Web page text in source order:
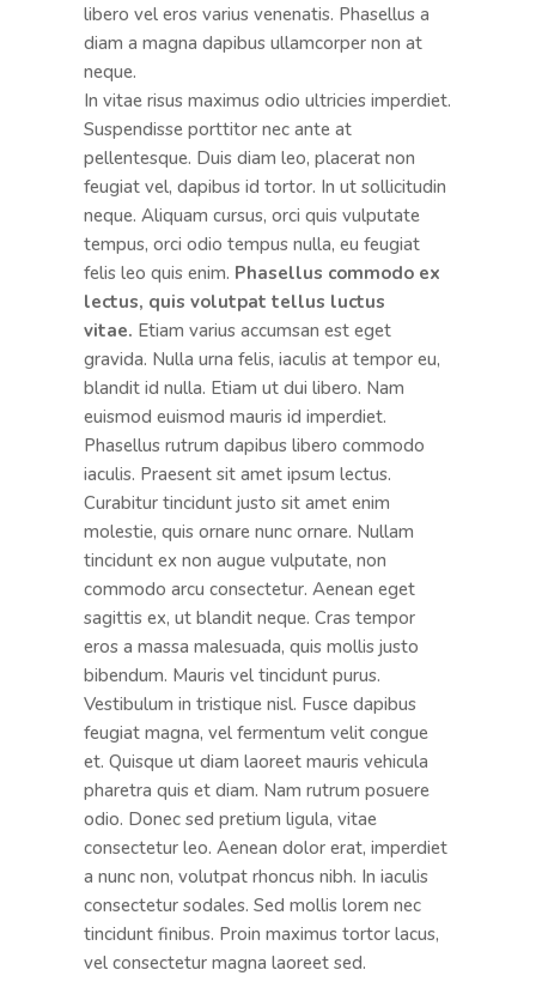
libero vel eros varius venenatis. Phasellus a
diam a magna dapibus ullamcorper non at
neque.
In vitae risus maximus odio ultricies imperdiet.
Suspendisse porttitor nec ante at
pellentesque. Duis diam leo, placerat non
feugiat vel, dapibus id tortor. In ut sollicitudin
neque. Aliquam cursus, orci quis vulputate
tempus, orci odio tempus nulla, eu feugiat
felis leo quis enim. Phasellus commodo ex
lectus, quis volutpat tellus luctus
vitae. Etiam varius accumsan est eget
gravida. Nulla urna felis, iaculis at tempor eu,
blandit id nulla. Etiam ut dui libero. Nam
euismod euismod mauris id imperdiet.
Phasellus rutrum dapibus libero commodo
iaculis. Praesent sit amet ipsum lectus.
Curabitur tincidunt justo sit amet enim
molestie, quis ornare nunc ornare. Nullam
tincidunt ex non augue vulputate, non
commodo arcu consectetur. Aenean eget
sagittis ex, ut blandit neque. Cras tempor
eros a massa malesuada, quis mollis justo
bibendum. Mauris vel tincidunt purus.
Vestibulum in tristique nisl. Fusce dapibus
feugiat magna, vel fermentum velit congue
et. Quisque ut diam laoreet mauris vehicula
pharetra quis et diam. Nam rutrum posuere
odio. Donec sed pretium ligula, vitae
consectetur leo. Aenean dolor erat, imperdiet
a nunc non, volutpat rhoncus nibh. In iaculis
consectetur sodales. Sed mollis lorem nec
tincidunt finibus. Proin maximus tortor lacus,
vel consectetur magna laoreet sed.